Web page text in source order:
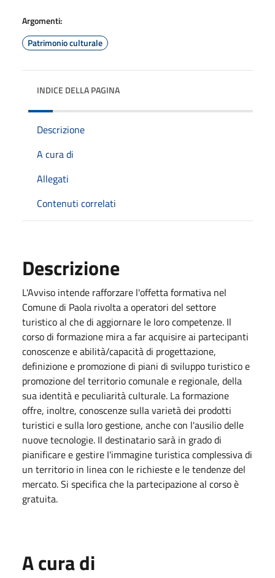
Argomenti:
Patrimonio culturale
INDICE DELLA PAGINA
Descrizione
A cura di
Allegati
Contenuti correlati
Descrizione
L'Avviso intende rafforzare l'offetta formativa nel
Comune di Paola rivolta a operatori del settore
turistico al che di aggiornare le loro competenze. Il
corso di formazione mira a far acquisire ai partecipanti
conoscenze e abilità/capacità di progettazione,
definizione e promozione di piani di sviluppo turistico e
promozione del territorio comunale e regionale, della
sua identità e peculiarità culturale. La formazione
offre, inoltre, conoscenze sulla varietà dei prodotti
turistici e sulla loro gestione, anche con l'ausilio delle
nuove tecnologie. Il destinatario sarà in grado di
pianificare e gestire I'immagine turistica complessiva di
un territorio in linea con le richieste e le tendenze del
mercato. Si specifica che la partecipazione al corso è
gratuita.
A cura di